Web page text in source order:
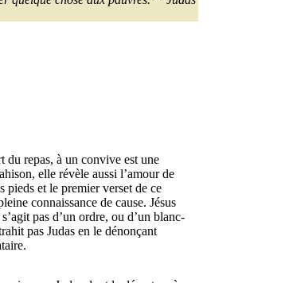
du repas, à un convive est une
elle révèle aussi l’amour de
pieds et le premier verset de ce
connaissance de cause. Jésus
pas d’un ordre, ou d’un blanc-
pas Judas en le dénonçant